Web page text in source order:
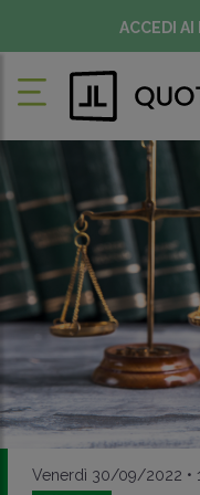
ACCEDI AI
Venerdì 30/09/2022 •